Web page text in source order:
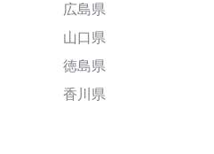
広島県
山口県
徳島県
香川県